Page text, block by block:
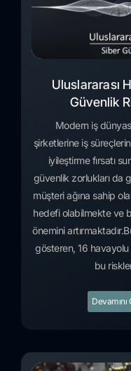
Uluslararası
Güvenlik
Modern iş
şirketlerine iş
iyileştirme fırsatı
güvenlik zorlukları da
müşteri ağına sahip
hedefi olabilmekte ve
önemini
gösteren, 16
bu
Devamını